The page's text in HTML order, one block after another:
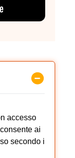
accesso
ai
secondo i